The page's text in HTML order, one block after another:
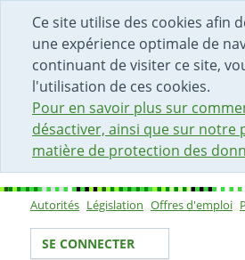
Ce site utilise des cookies afin
une expérience optimale de
continuant de visiter ce site,
l'utilisation de ces cookies.
Pour en savoir plus sur
désactiver, ainsi que sur notre
matière de protection des
DÉBUT DU CONTENU DE LA
ACCÈS AU CHAMP DE
PAGE D'ACCUEIL
FORMULAIRE DE CONTACT
Sous-navigation
Autorités Législation Offres d'emploi
Votre identité
SE CONNECTER